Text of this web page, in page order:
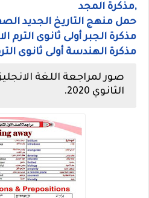
,مذكرة المجد
حمل منهج التاريخ الجديد
مذكرة الجبر أولى ثانوى الترم الاول
مذكرة الهندسة أولى ثانوى الترم
صور لمراجعة اللغة
الثانوي 2020.